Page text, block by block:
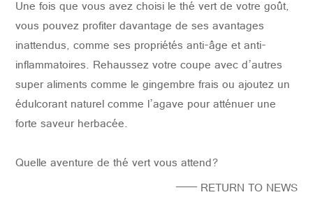
Une fois que vous avez choisi le thé vert de votre goût,
vous pouvez profiter davantage de ses avantages
inattendus, comme ses propriétés anti-âge et anti-
inflammatoires. Rehaussez votre coupe avec d’autres
super aliments comme le gingembre frais ou ajoutez un
édulcorant naturel comme l’agave pour atténuer une
forte saveur herbacée.
Quelle aventure de thé vert vous attend?
—— RETURN TO NEWS